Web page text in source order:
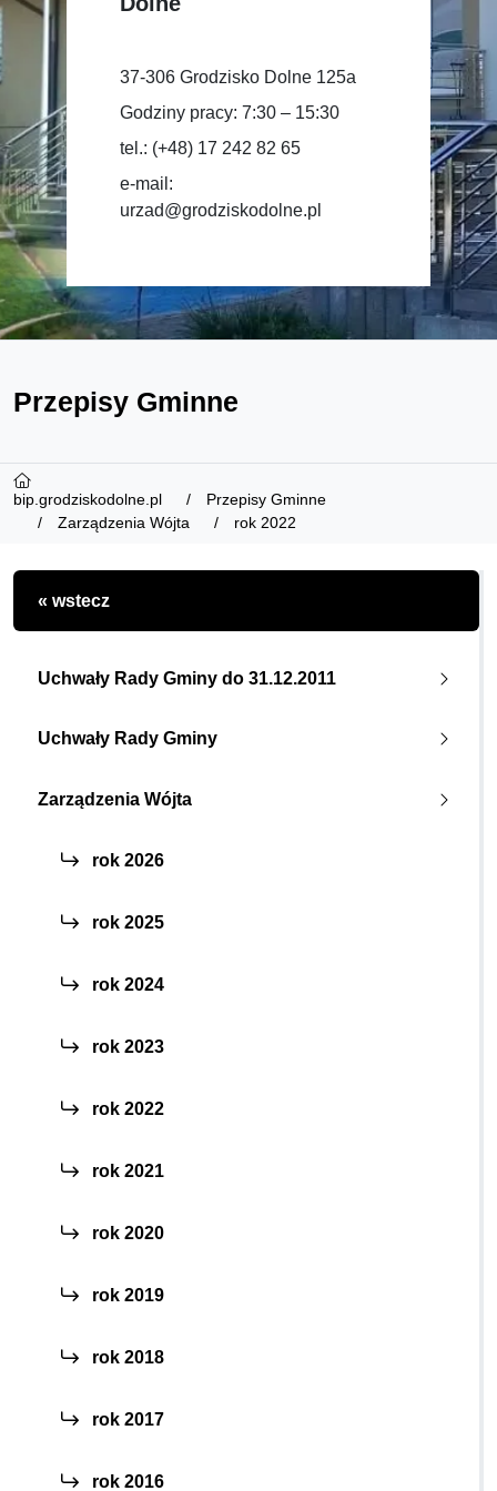
37-306 Grodzisko Dolne 125a
Godziny pracy: 7:30 – 15:30
tel.: (+48) 17 242 82 65
e-mail:
urzad@grodziskodolne.pl
Przepisy Gminne
bip.grodziskodolne.pl
Przepisy Gminne
Zarządzenia Wójta
rok 2022
« wstecz
Uchwały Rady Gminy do 31.12.2011
Uchwały Rady Gminy
Zarządzenia Wójta
rok 2026
rok 2025
rok 2024
rok 2023
rok 2022
rok 2021
rok 2020
rok 2019
rok 2018
rok 2017
rok 2016